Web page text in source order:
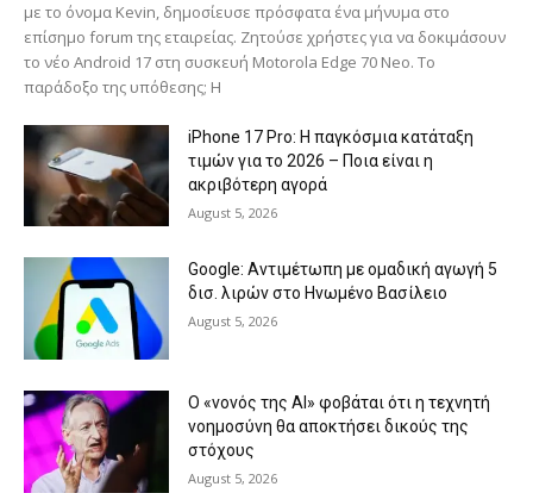
με το όνομα Kevin, δημοσίευσε πρόσφατα ένα μήνυμα στο
επίσημο forum της εταιρείας. Ζητούσε χρήστες για να δοκιμάσουν
το νέο Android 17 στη συσκευή Motorola Edge 70 Neo. Το
παράδοξο της υπόθεσης; Η
iPhone 17 Pro: Η παγκόσμια κατάταξη
τιμών για το 2026 – Ποια είναι η
ακριβότερη αγορά
August 5, 2026
Google: Αντιμέτωπη με ομαδική αγωγή 5
δισ. λιρών στο Ηνωμένο Βασίλειο
August 5, 2026
Ο «νονός της AI» φοβάται ότι η τεχνητή
νοημοσύνη θα αποκτήσει δικούς της
στόχους
August 5, 2026